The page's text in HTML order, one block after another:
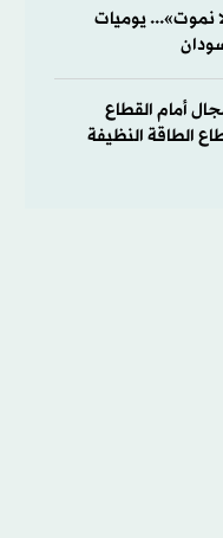
نموت»... يوميات
أمام القطاع
الطاقة النظيفة